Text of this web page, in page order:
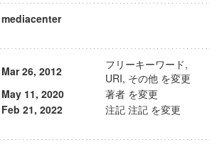
mediacenter
Mar 26, 2012
フリーキーワード,
URI, その他 を変更
May 11, 2020
著者 を変更
Feb 21, 2022
注記 注記 を変更